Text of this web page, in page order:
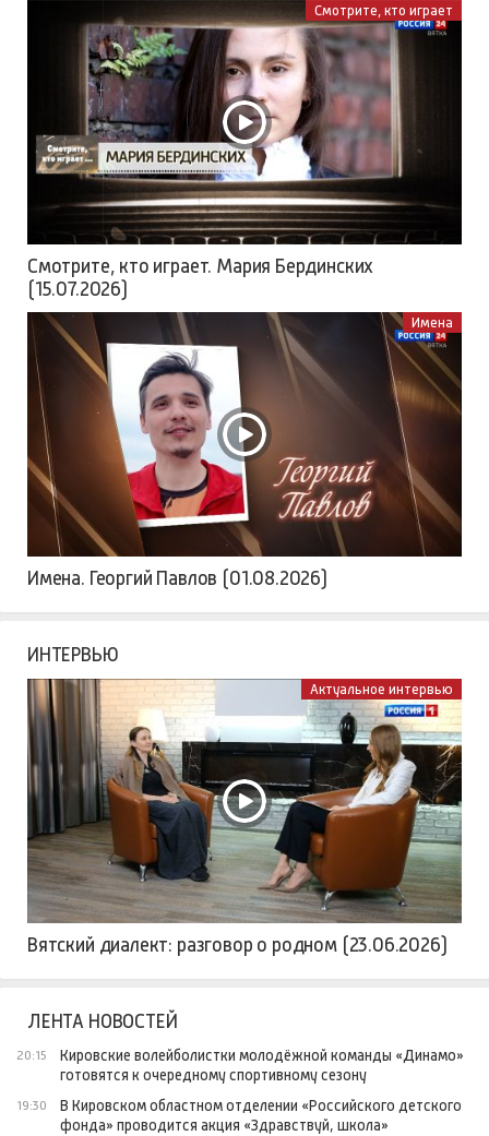
Смотрите, кто играет
Смотрите, кто играет. Мария Бердинских
(15.07.2026)
Имена
Имена. Георгий Павлов (01.08.2026)
ИНТЕРВЬЮ
Актуальное интервью
Вятский диалект: разговор о родном (23.06.2026)
ЛЕНТА НОВОСТЕЙ
20:15
Кировские волейболистки молодёжной команды «Динамо»
готовятся к очередному спортивному сезону
19:30
В Кировском областном отделении «Российского детского
фонда» проводится акция «Здравствуй, школа»